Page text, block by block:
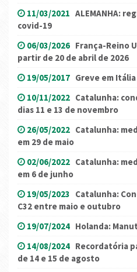
11/03/2021 ALEMANHA:
covid-19
06/03/2026 França-Reino
partir de 20 de abril de 2026
19/05/2017 Greve em
10/11/2022 Catalunha:
dias 11 e 13 de novembro
26/05/2022 Catalunha:
em 29 de maio
02/06/2022 Catalunha:
em 6 de junho
19/05/2023 Catalunha:
C32 entre maio e outubro
19/07/2024 Holanda:
14/08/2024 Recordatória
de 14 e 15 de agosto